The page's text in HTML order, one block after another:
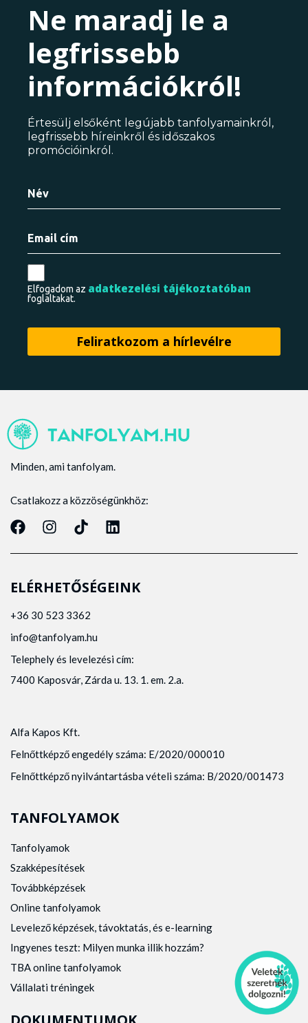
Ne maradj le a
legfrissebb
információkról!
Értesülj elsőként legújabb tanfolyamainkról,
legfrissebb híreinkről és időszakos
promócióinkról.
Elfogadom az adatkezelési tájékoztatóban
foglaltakat.
Minden, ami tanfolyam.
Csatlakozz a közzöségünkhöz:
ELÉRHETŐSÉGEINK
+36 30 523 3362
info@tanfolyam.hu
Telephely és levelezési cím:
7400 Kaposvár, Zárda u. 13. 1. em. 2.a.
Alfa Kapos Kft.
Felnőttképző engedély száma: E/2020/000010
Felnőttképző nyilvántartásba vételi száma: B/2020/001473
TANFOLYAMOK
Tanfolyamok
Szakképesítések
Továbbképzések
Online tanfolyamok
Levelező képzések, távoktatás, és e-learning
Ingyenes teszt: Milyen munka illik hozzám?
TBA online tanfolyamok
Vállalati tréningek